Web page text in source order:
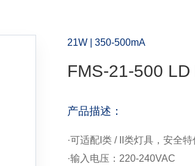
21W | 350-500mA
FMS-21-500 LD
产品描述：
·可适配I类 / II类灯具，安全
·输入电压：220-240VAC